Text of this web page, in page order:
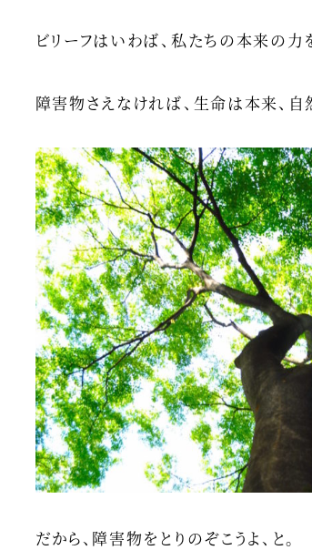
ビリーフはいわば、私たちの本来の力
障害物さえなければ、生命は本来、自
だから、障害物をとりのぞこうよ、と。